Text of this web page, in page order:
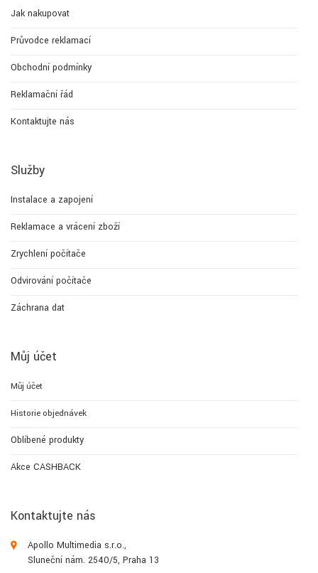
Jak nakupovat
Průvodce reklamací
Obchodní podmínky
Reklamační řád
Kontaktujte nás
Služby
Instalace a zapojení
Reklamace a vrácení zboží
Zrychlení počítače
Odvirování počítače
Záchrana dat
Můj účet
Můj účet
Historie objednávek
Oblíbené produkty
Akce CASHBACK
Kontaktujte nás
Apollo Multimedia s.r.o.,
Sluneční nám. 2540/5, Praha 13